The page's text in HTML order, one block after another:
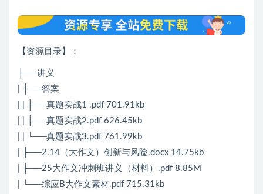
【资源目录】：
├──讲义
| ├──答案
| | ├──真题实战1 .pdf 701.91kb
| | ├──真题实战2.pdf 626.45kb
| | └──真题实战3.pdf 761.99kb
| ├──2.14（大作文）创新与风险.docx 14.75kb
| ├──25大作文冲刺班讲义（材料）.pdf 8.85M
| └──综应B大作文素材.pdf 715.31kb